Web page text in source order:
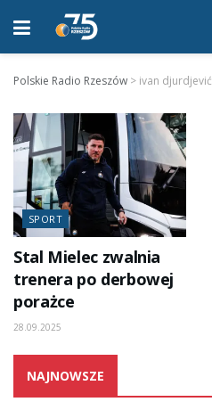
Polskie Radio Rzeszów > ivan djurdjević
SPORT
Stal Mielec zwalnia
trenera po derbowej
porażce
28.09.2025
NAJNOWSZE